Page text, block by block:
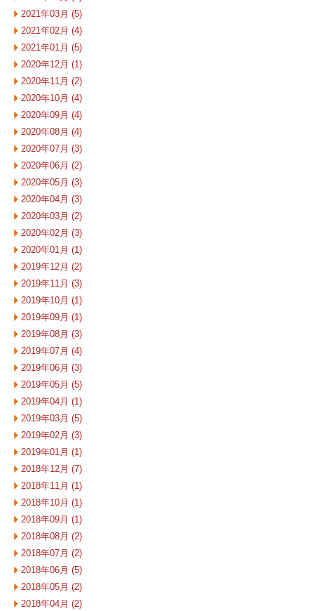
2021年03月 (5)
2021年02月 (4)
2021年01月 (5)
2020年12月 (1)
2020年11月 (2)
2020年10月 (4)
2020年09月 (4)
2020年08月 (4)
2020年07月 (3)
2020年06月 (2)
2020年05月 (3)
2020年04月 (3)
2020年03月 (2)
2020年02月 (3)
2020年01月 (1)
2019年12月 (2)
2019年11月 (3)
2019年10月 (1)
2019年09月 (1)
2019年08月 (3)
2019年07月 (4)
2019年06月 (3)
2019年05月 (5)
2019年04月 (1)
2019年03月 (5)
2019年02月 (3)
2019年01月 (1)
2018年12月 (7)
2018年11月 (1)
2018年10月 (1)
2018年09月 (1)
2018年08月 (2)
2018年07月 (2)
2018年06月 (5)
2018年05月 (2)
2018年04月 (2)